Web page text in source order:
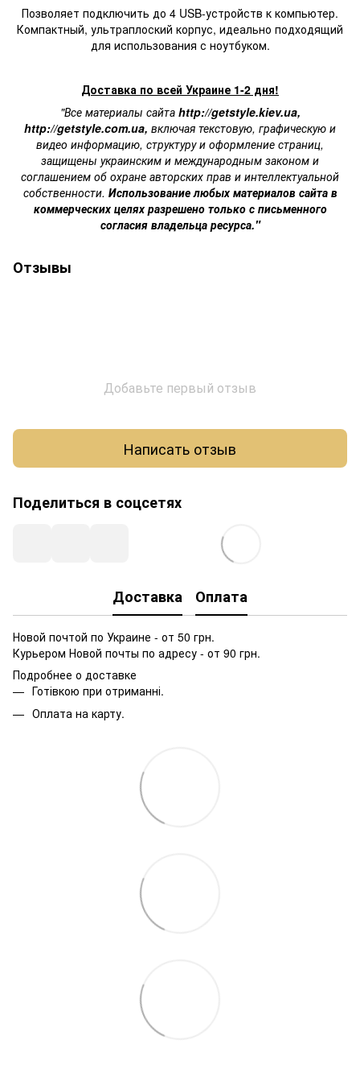
Позволяет подключить до 4 USB-устройств к компьютер.
Компактный, ультраплоский корпус, идеально подходящий
для использования с ноутбуком.
Доставка по всей Украине 1-2 дня!
"Все материалы сайта http://getstyle.kiev.ua,
http://getstyle.com.ua, включая текстовую, графическую и
видео информацию, структуру и оформление страниц,
защищены украинским и международным законом и
соглашением об охране авторских прав и интеллектуальной
собственности. Использование любых материалов сайта в
коммерческих целях разрешено только с письменного
согласия владельца ресурса."
Отзывы
Добавьте первый отзыв
Написать отзыв
Поделиться в соцсетях
Доставка Оплата
Новой почтой по Украине - от 50 грн.
Курьером Новой почты по адресу - от 90 грн.
Подробнее о доставке
Готівкою при отриманні.
Оплата на карту.